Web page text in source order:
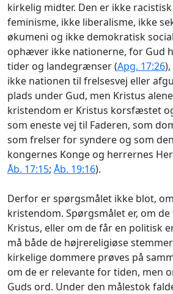
kirkelig midter. Den er ikke
feminisme, ikke liberalisme, ikke
økumeni og ikke demokratisk
ophæver ikke nationerne, for Gud
tider og landegrænser (Apg. 17:26
ikke nationen til frelsesvej eller
plads under Gud, men Kristus
kristendom er Kristus korsfæstet
som eneste vej til Faderen, som
som frelser for syndere og som
kongernes Konge og herrernes
Åb. 17:15; Åb. 19:16).
Derfor er spørgsmålet ikke blot,
kristendom. Spørgsmålet er, om
Kristus, eller om de får en politisk
må både de højrereligiøse
kirkelige dommere prøves på
om de er relevante for tiden, men
Guds ord. Under den målestok